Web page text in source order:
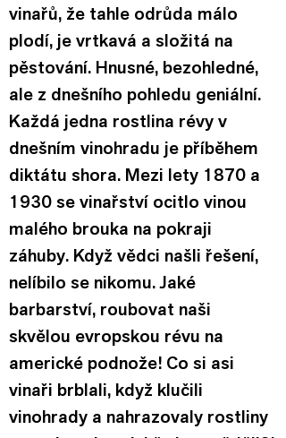
vinařů, že tahle odrůda málo
plodí, je vrtkavá a složitá na
pěstování. Hnusné, bezohledné,
ale z dnešního pohledu geniální.
Každá jedna rostlina révy v
dnešním vinohradu je příběhem
diktátu shora. Mezi lety 1870 a
1930 se vinařství ocitlo vinou
malého brouka na pokraji
záhuby. Když vědci našli řešení,
nelíbilo se nikomu. Jaké
barbarství, roubovat naši
skvělou evropskou révu na
americké podnože! Co si asi
vinaři brblali, když klučili
vinohrady a nahrazovaly rostliny